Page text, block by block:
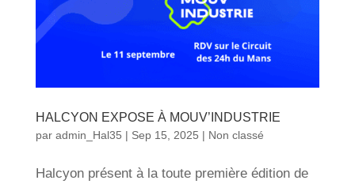
HALCYON EXPOSE À MOUV’INDUSTRIE
par admin_Hal35 | Sep 15, 2025 | Non classé
Halcyon présent à la toute première édition de